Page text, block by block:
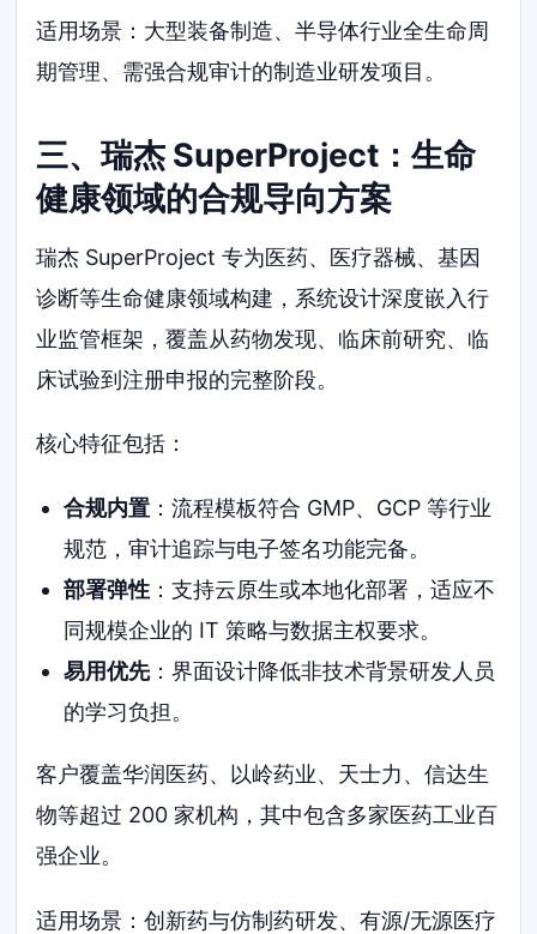
适用场景：大型装备制造、半导体行业全生命周
期管理、需强合规审计的制造业研发项目。
三、瑞杰 SuperProject：生命
健康领域的合规导向方案
瑞杰 SuperProject 专为医药、医疗器械、基因
诊断等生命健康领域构建，系统设计深度嵌入行
业监管框架，覆盖从药物发现、临床前研究、临
床试验到注册申报的完整阶段。
核心特征包括：
合规内置：流程模板符合 GMP、GCP 等行业
规范，审计追踪与电子签名功能完备。
部署弹性：支持云原生或本地化部署，适应不
同规模企业的 IT 策略与数据主权要求。
易用优先：界面设计降低非技术背景研发人员
的学习负担。
客户覆盖华润医药、以岭药业、天士力、信达生
物等超过 200 家机构，其中包含多家医药工业百
强企业。
适用场景：创新药与仿制药研发、有源/无源医疗